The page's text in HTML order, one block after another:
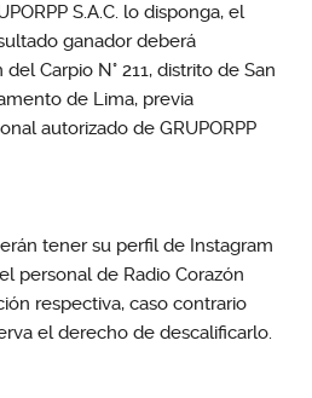
S.A.C. lo disponga, el
ganador deberá
Carpio N° 211, distrito de San
de Lima, previa
autorizado de GRUPORPP
tener su perfil de Instagram
personal de Radio Corazón
respectiva, caso contrario
el derecho de descalificarlo.